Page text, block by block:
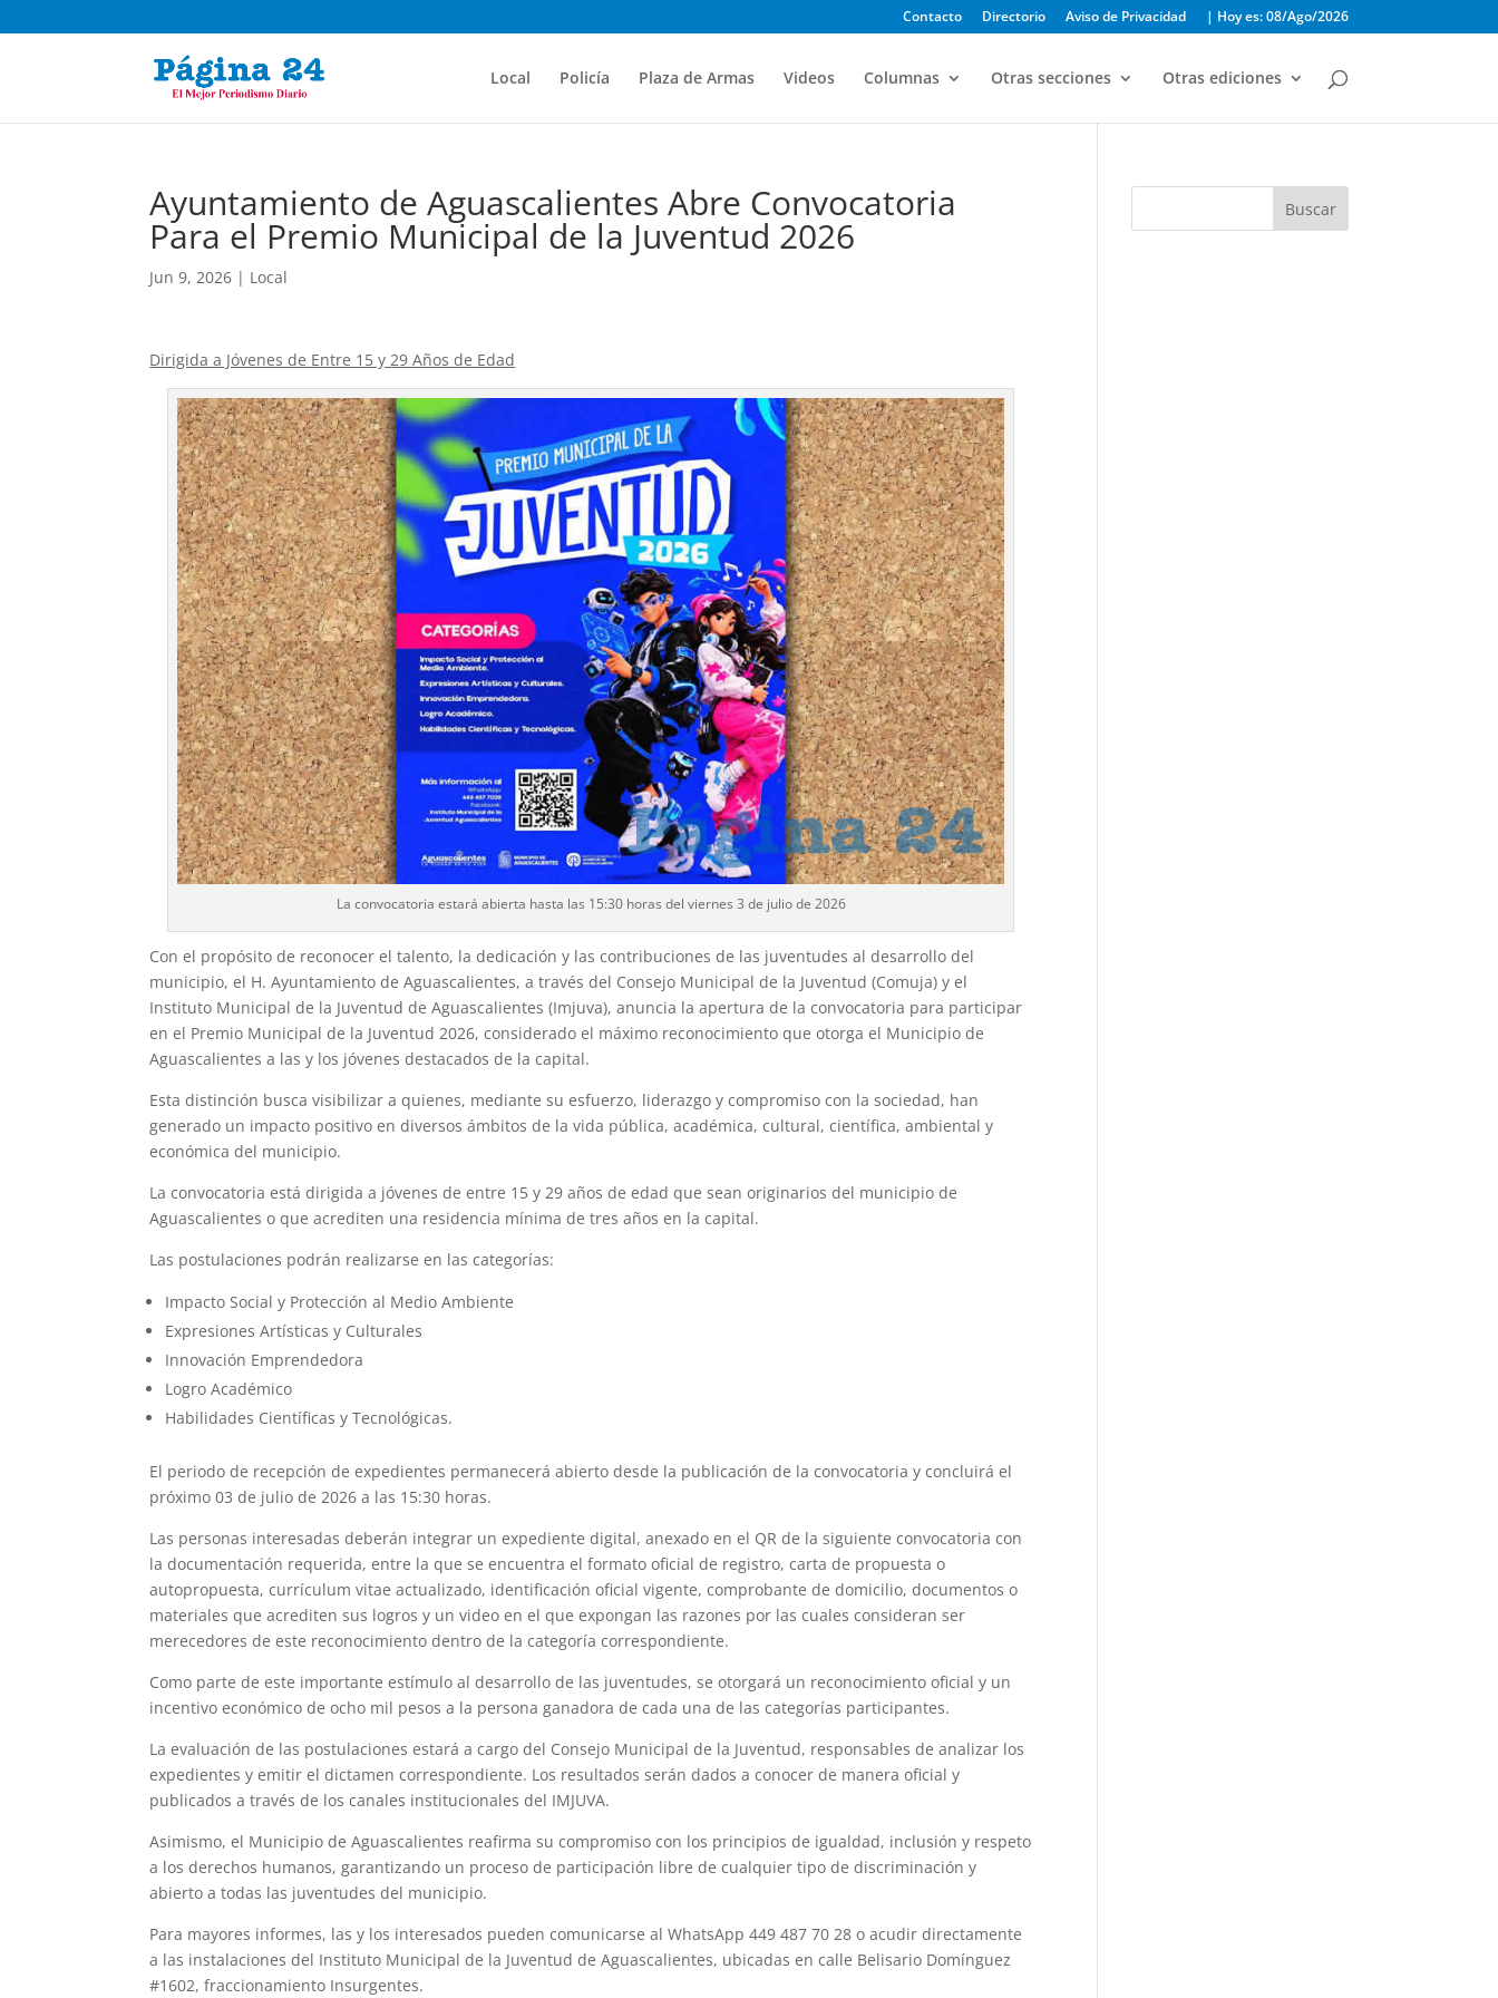
Contacto Directorio Aviso de Privacidad | Hoy es: 08/Ago/2026
Local Policía Plaza de Armas Videos Columnas Otras secciones Otras ediciones
Ayuntamiento de Aguascalientes Abre Convocatoria
Para el Premio Municipal de la Juventud 2026
Jun 9, 2026 | Local
Dirigida a Jóvenes de Entre 15 y 29 Años de Edad
La convocatoria estará abierta hasta las 15:30 horas del viernes 3 de julio de 2026
Con el propósito de reconocer el talento, la dedicación y las contribuciones de las juventudes al desarrollo del
municipio, el H. Ayuntamiento de Aguascalientes, a través del Consejo Municipal de la Juventud (Comuja) y el
Instituto Municipal de la Juventud de Aguascalientes (Imjuva), anuncia la apertura de la convocatoria para participar
en el Premio Municipal de la Juventud 2026, considerado el máximo reconocimiento que otorga el Municipio de
Aguascalientes a las y los jóvenes destacados de la capital.
Esta distinción busca visibilizar a quienes, mediante su esfuerzo, liderazgo y compromiso con la sociedad, han
generado un impacto positivo en diversos ámbitos de la vida pública, académica, cultural, científica, ambiental y
económica del municipio.
La convocatoria está dirigida a jóvenes de entre 15 y 29 años de edad que sean originarios del municipio de
Aguascalientes o que acrediten una residencia mínima de tres años en la capital.
Las postulaciones podrán realizarse en las categorías:
Impacto Social y Protección al Medio Ambiente
Expresiones Artísticas y Culturales
Innovación Emprendedora
Logro Académico
Habilidades Científicas y Tecnológicas.
El periodo de recepción de expedientes permanecerá abierto desde la publicación de la convocatoria y concluirá el
próximo 03 de julio de 2026 a las 15:30 horas.
Las personas interesadas deberán integrar un expediente digital, anexado en el QR de la siguiente convocatoria con
la documentación requerida, entre la que se encuentra el formato oficial de registro, carta de propuesta o
autopropuesta, currículum vitae actualizado, identificación oficial vigente, comprobante de domicilio, documentos o
materiales que acrediten sus logros y un video en el que expongan las razones por las cuales consideran ser
merecedores de este reconocimiento dentro de la categoría correspondiente.
Como parte de este importante estímulo al desarrollo de las juventudes, se otorgará un reconocimiento oficial y un
incentivo económico de ocho mil pesos a la persona ganadora de cada una de las categorías participantes.
La evaluación de las postulaciones estará a cargo del Consejo Municipal de la Juventud, responsables de analizar los
expedientes y emitir el dictamen correspondiente. Los resultados serán dados a conocer de manera oficial y
publicados a través de los canales institucionales del IMJUVA.
Asimismo, el Municipio de Aguascalientes reafirma su compromiso con los principios de igualdad, inclusión y respeto
a los derechos humanos, garantizando un proceso de participación libre de cualquier tipo de discriminación y
abierto a todas las juventudes del municipio.
Para mayores informes, las y los interesados pueden comunicarse al WhatsApp 449 487 70 28 o acudir directamente
a las instalaciones del Instituto Municipal de la Juventud de Aguascalientes, ubicadas en calle Belisario Domínguez
#1602, fraccionamiento Insurgentes.
Buscar